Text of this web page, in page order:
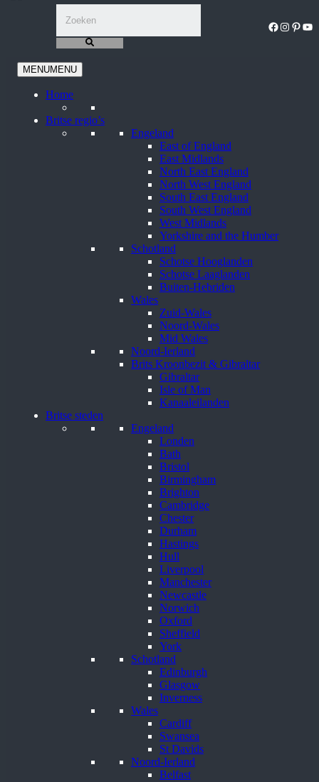
Facebook
MENUMENU
Home
Britse regio’s
Engeland
East of England
East Midlands
North East England
North West England
South East England
South West England
West Midlands
Yorkshire and the Humber
Schotland
Schotse Hooglanden
Schotse Laaglanden
Buiten-Hebriden
Wales
Zuid-Wales
Noord-Wales
Mid Wales
Noord-Ierland
Brits Kroonbezit & Gibraltar
Gibraltar
Isle of Man
Kanaaleilanden
Britse steden
Engeland
Londen
Bath
Bristol
Birmingham
Brighton
Cambridge
Chester
Durham
Hastings
Hull
Liverpool
Manchester
Newcastle
Norwich
Oxford
Sheffield
York
Schotland
Edinburgh
Glasgow
Inverness
Wales
Cardiff
Swansea
St Davids
Noord-Ierland
Belfast